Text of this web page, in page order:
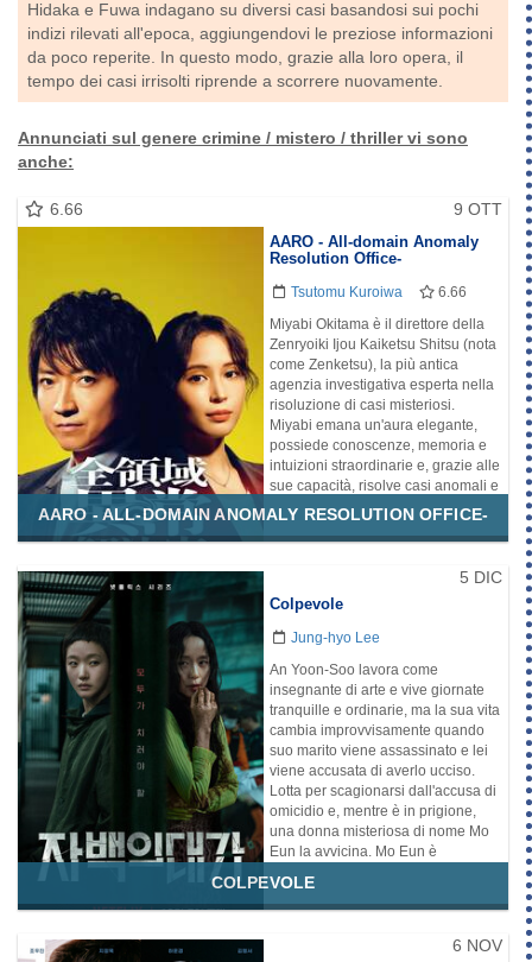
Hidaka e Fuwa indagano su diversi casi basandosi sui pochi
indizi rilevati all'epoca, aggiungendovi le preziose informazioni
da poco reperite. In questo modo, grazie alla loro opera, il
tempo dei casi irrisolti riprende a scorrere nuovamente.
Annunciati sul genere crimine / mistero / thriller vi sono
anche:
6.66 9 OTT
AARO - All-domain Anomaly
Resolution Office-
Tsutomu Kuroiwa 6.66
Miyabi Okitama è il direttore della
Zenryoiki Ijou Kaiketsu Shitsu (nota
come Zenketsu), la più antica
agenzia investigativa esperta nella
risoluzione di casi misteriosi.
Miyabi emana un'aura elegante,
possiede conoscenze, memoria e
intuizioni straordinarie e, grazie alle
sue capacità, risolve casi anomali e
inspiegabili che non possono
indagini scientifiche
riguardano spesso il paranormale e
l'occulto. Si reca sul posto e indaga
nel dettaglio, mettendo insieme tutti
i fatti e deducendo un'ipotesi
comprensibile a tutti, anche se le
parole che pronuncia sono spesso
misteriose ed è una persona che
non mostra agli altri ciò che ha
davvero in mente.
Disponibilità:Netflix
Genere
Poliziesco
Soprannaturale
Giallo
Mistero
Crimine
Sito Ufficiale:
AARO - ALL-DOMAIN ANOMALY RESOLUTION OFFICE-
5 DIC
Colpevole
Jung-hyo Lee
An Yoon-Soo lavora come
insegnante di arte e vive giornate
tranquille e ordinarie, ma la sua vita
cambia improvvisamente quando
suo marito viene assassinato e lei
viene accusata di averlo ucciso.
Lotta per scagionarsi dall'accusa di
omicidio e, mentre è in prigione,
una donna misteriosa di nome Mo
Eun la avvicina. Mo Eun è
"strega", perché riesce a vedere
attraverso gli altri e comprendere
sentono. An Yoon-Soo e Mo Eun
COLPEVOLE
6 NOV